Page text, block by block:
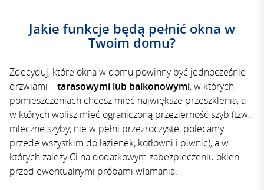
Jakie funkcje będą pełnić okna w
Twoim domu?
Zdecyduj, które okna w domu powinny być jednocześnie
drzwiami –tarasowymi lub balkonowymi, w których
pomieszczeniach chcesz mieć największe przeszklenia, a
w których wolisz mieć ograniczoną przezierność szyb (tzw.
mleczne szyby, nie w pełni przezroczyste, polecamy
przede wszystkim do łazienek, kotłowni i piwnic), a w
których zależy Ci na dodatkowym zabezpieczeniu okien
przed ewentualnymi próbami włamania.